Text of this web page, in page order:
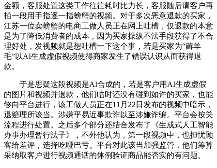
金额，客服处置这类工作往往耗时比力长，客服随后请客户再
拍一段用手指逐一指螃蟹的视频。对于多次恶意退款的买家，
江苏一位卖螃蟹的电商工做人员正在网上吐槽，仅退款的本意
是为了降低消费者的成本，因为买家操纵不法手段获得了不合
理好处，发视频就是想吐槽一下这个事，若是买家为“薅羊
毛”以AI生成虚假视频使得商家发生了错误认识从而获得退
款。
于是思疑这段视频是AI合成的，若是客户用AI生成虚假
的图片和视频并退款，他们临时还没有碰到如许的买家，也能
够向平台进行，该工做人员正在11月22日发布的视频中暗示，
退赔理所该当。涉嫌平易近事欺诈以至涉嫌诈骗。平台会按关
流程进行处置。之后多个部分还结合发布了《生成式人工智能
办事办理暂行法子》，不外他认为，第一段视频中，也担忧顾
客给差评，选择吃哑巴亏。平台对此该当加强监管，他们筹算
采纳取客户进行视频通话的体例验证商品能否实的有问题。